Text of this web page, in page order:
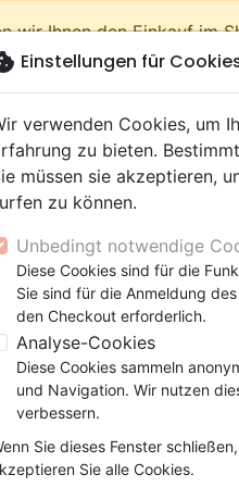
wir Ihnen den Einkauf im
Neuheiten
Testamente
(Religion,
Wachstum
Gemeinde
Gemeinde
Ehe
9 Jahre
Jahre
Latino, Folk
Soul
Konferenz
Geistliches Wachstum
Choisir le
Autor :Nancy
Artikel-Nr.
Beschreibung
Einstellungen für
verwenden Cookies, um
zu bieten.
müssen sie akzeptieren,
zu können.
Unbedingt notwendige
Diese Cookies sind für die
Sie sind für die Anmeldung
den Checkout erforderlich.
Analyse-Cookies
Diese Cookies sammeln
und Navigation. Wir nutzen
verbessern.
Sie dieses Fenster
Sie alle Cookies.